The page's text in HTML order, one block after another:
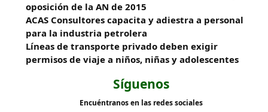
oposición de la AN de 2015
ACAS Consultores capacita y adiestra a personal
para la industria petrolera
Líneas de transporte privado deben exigir
permisos de viaje a niños, niñas y adolescentes
Síguenos
Encuéntranos en las redes sociales